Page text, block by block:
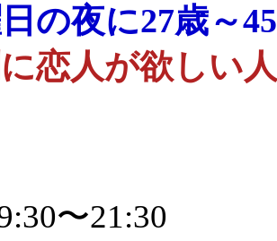
の夜に27歳～
恋人が欲しい
〜21:30